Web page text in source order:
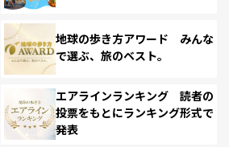
地球の歩き方アワード みんな
で選ぶ、旅のベスト。
エアラインランキング 読者の
投票をもとにランキング形式で
発表